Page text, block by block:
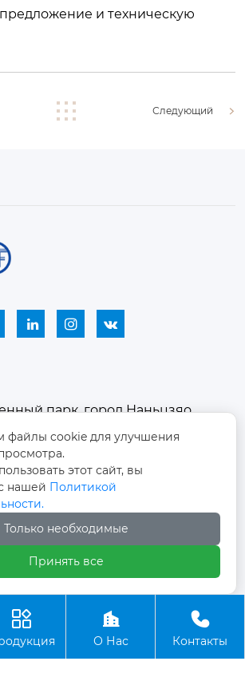
и техническую
Следующий
  
парк, город Наньцзяо,
город Цзыбо, провинция
Хенгдин Вентилятор
 
О Нас

Контакты
файлы cookie для улучшения
этот сайт, вы
нашей Политикой
Только необходимые
Принять все